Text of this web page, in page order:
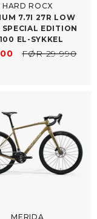
HARD ROCX
7.7I 27R LOW
SPECIAL EDITION
EL-​SYKKEL
FØR 29 990
MERIDA